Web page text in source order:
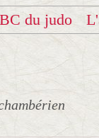
du judo